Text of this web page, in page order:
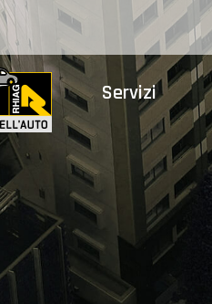
Servizi